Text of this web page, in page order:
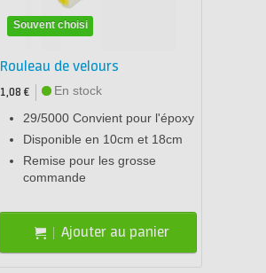
Souvent choisi
Rouleau de velours
1,08 €
En stock
29/5000 Convient pour l'époxy
Disponible en 10cm et 18cm
Remise pour les grosse
commande
Ajouter au panier